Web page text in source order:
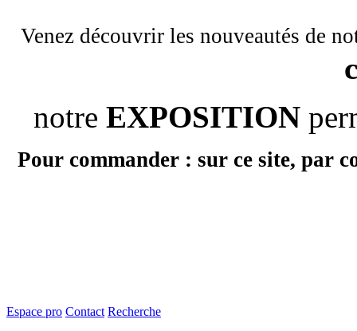
Venez découvrir les nouveautés de
notre EXPOSITION
Pour commander : sur ce site, par
Espace pro Contact Recherche